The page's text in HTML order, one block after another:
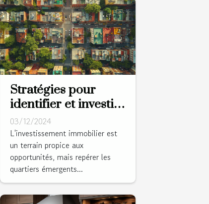
Stratégies pour
identifier et investir
dans des quartiers
émergents
03/12/2024
L'investissement immobilier est
un terrain propice aux
opportunités, mais repérer les
quartiers émergents...